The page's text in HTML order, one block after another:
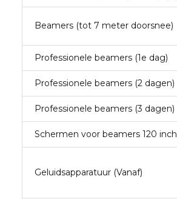
Beamers (tot 7 meter doorsnee)
Professionele beamers (1e dag)
Professionele beamers (2 dagen)
Professionele beamers (3 dagen)
Schermen voor beamers 120 inch
Geluidsapparatuur (Vanaf)